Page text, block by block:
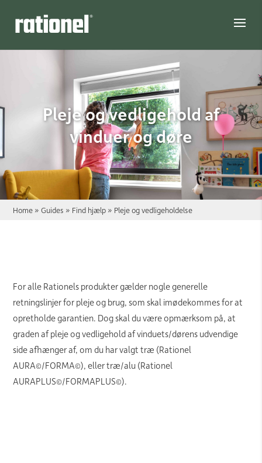
Pleje og vedligehold af
vinduer og døre
Home »Guides » Find hjælp » Pleje og vedligeholdelse
For alle Rationels produkter gælder nogle generelle
retningslinjer for pleje og brug, som skal imødekommes for at
opretholde garantien. Dog skal du være opmærksom på, at
graden af pleje og vedligehold af vinduets/dørens udvendige
side afhænger af, om du har valgt træ (Rationel
AURA©/FORMA©), eller træ/alu (Rationel
AURAPLUS©/FORMAPLUS©).